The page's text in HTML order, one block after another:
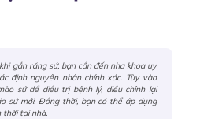
gắn răng sứ, bạn cần đến nha khoa uy
định nguyên nhân chính xác. Tùy vào
sứ để điều trị bệnh lý, điều chỉnh lại
sứ mới. Đồng thời, bạn có thể áp dụng
thời tại nhà.